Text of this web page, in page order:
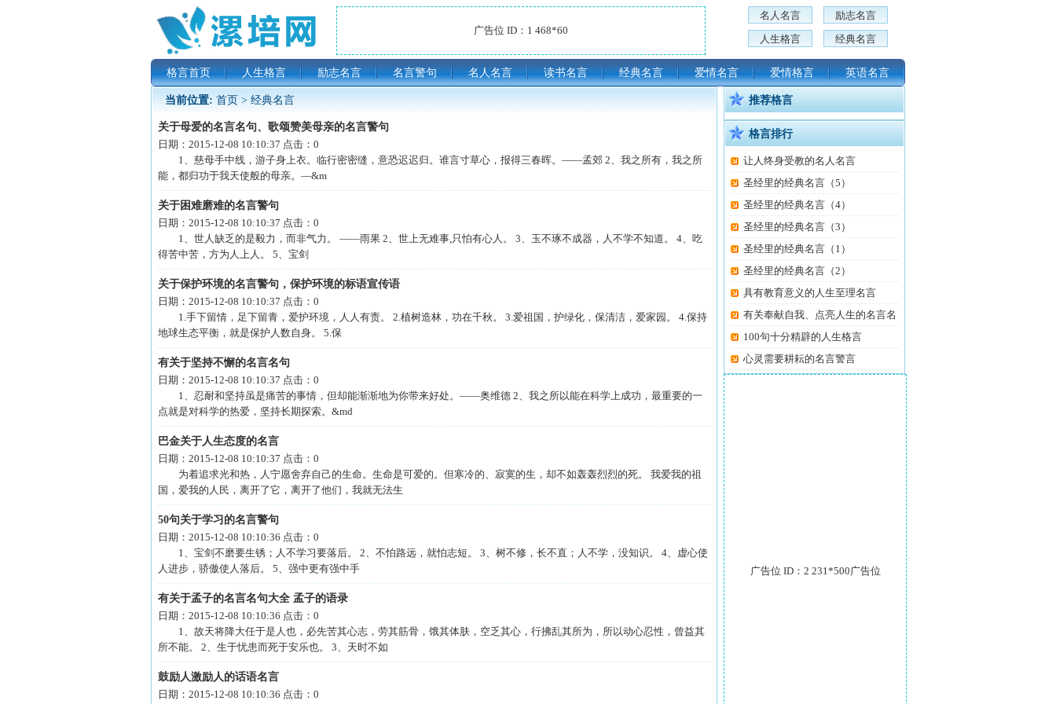
广告位 ID：1 468*60
名人名言
励志名言
人生格言
经典名言
格言首页 人生格言 励志名言 名言警句 名人名言 读书名言 经典名言 爱情名言 爱情格言 英语名言
当前位置: 首页 > 经典名言
关于母爱的名言名句、歌颂赞美母亲的名言警句
日期： 2015-12-08 10:10:37 点击： 0
1、慈母手中线，游子身上衣。临行密密缝，意恐迟迟归。谁言寸草心，报得三春晖。——孟郊 2、我之所有，我之所
能，都归功于我天使般的母亲。—&m
关于困难磨难的名言警句
日期： 2015-12-08 10:10:37 点击： 0
1、世人缺乏的是毅力，而非气力。 ——雨果 2、世上无难事,只怕有心人。 3、玉不琢不成器，人不学不知道。 4、吃
得苦中苦，方为人上人。 5、宝剑
关于保护环境的名言警句，保护环境的标语宣传语
日期： 2015-12-08 10:10:37 点击： 0
1.手下留情，足下留青，爱护环境，人人有责。 2.植树造林，功在千秋。 3.爱祖国，护绿化，保清洁，爱家园。 4.保持
地球生态平衡，就是保护人数自身。 5.保
有关于坚持不懈的名言名句
日期： 2015-12-08 10:10:37 点击： 0
1、忍耐和坚持虽是痛苦的事情，但却能渐渐地为你带来好处。——奥维德 2、我之所以能在科学上成功，最重要的一
点就是对科学的热爱，坚持长期探索。&md
巴金关于人生态度的名言
日期： 2015-12-08 10:10:37 点击： 0
为着追求光和热，人宁愿舍弃自己的生命。生命是可爱的。但寒冷的、寂寞的生，却不如轰轰烈烈的死。 我爱我的祖
国，爱我的人民，离开了它，离开了他们，我就无法生
50句关于学习的名言警句
日期： 2015-12-08 10:10:36 点击： 0
1、宝剑不磨要生锈；人不学习要落后。 2、不怕路远，就怕志短。 3、树不修，长不直；人不学，没知识。 4、虚心使
人进步，骄傲使人落后。 5、强中更有强中手
有关于孟子的名言名句大全 孟子的语录
日期： 2015-12-08 10:10:36 点击： 0
1、故天将降大任于是人也，必先苦其心志，劳其筋骨，饿其体肤，空乏其心，行拂乱其所为，所以动心忍性，曾益其
所不能。 2、生于忧患而死于安乐也。 3、天时不如
鼓励人激励人的话语名言
日期： 2015-12-08 10:10:36 点击： 0
推荐格言
格言排行
让人终身受教的名人名言
圣经里的经典名言（5）
圣经里的经典名言（4）
圣经里的经典名言（3）
圣经里的经典名言（1）
圣经里的经典名言（2）
具有教育意义的人生至理名言
有关奉献自我、点亮人生的名言名
100句十分精辟的人生格言
心灵需要耕耘的名言警言
广告位 ID：2 231*500广告位